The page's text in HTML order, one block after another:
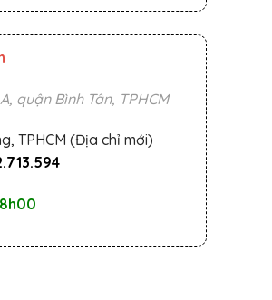
quận Bình Tân, TPHCM
TPHCM (Địa chỉ mới)